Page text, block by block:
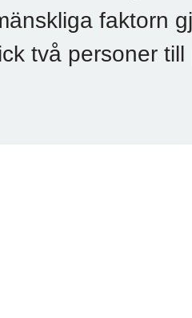
faktorn
två personer